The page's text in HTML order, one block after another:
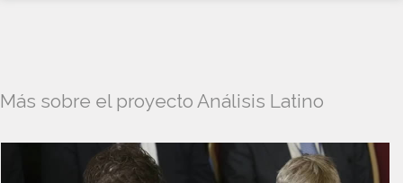
Más sobre el proyecto Análisis Latino